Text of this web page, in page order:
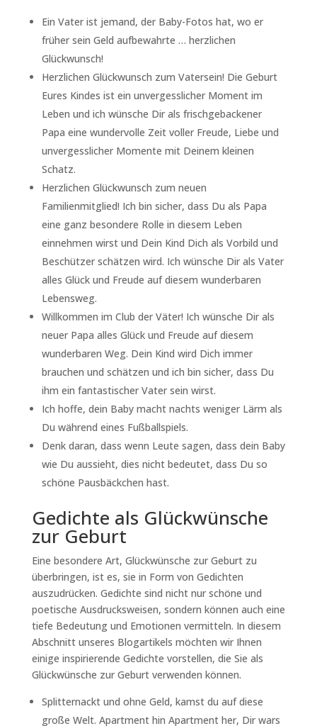
Ein Vater ist jemand, der Baby-Fotos hat, wo er
früher sein Geld aufbewahrte … herzlichen
Glückwunsch!
Herzlichen Glückwunsch zum Vatersein! Die Geburt
Eures Kindes ist ein unvergesslicher Moment im
Leben und ich wünsche Dir als frischgebackener
Papa eine wundervolle Zeit voller Freude, Liebe und
unvergesslicher Momente mit Deinem kleinen
Schatz.
Herzlichen Glückwunsch zum neuen
Familienmitglied! Ich bin sicher, dass Du als Papa
eine ganz besondere Rolle in diesem Leben
einnehmen wirst und Dein Kind Dich als Vorbild und
Beschützer schätzen wird. Ich wünsche Dir als Vater
alles Glück und Freude auf diesem wunderbaren
Lebensweg.
Willkommen im Club der Väter! Ich wünsche Dir als
neuer Papa alles Glück und Freude auf diesem
wunderbaren Weg. Dein Kind wird Dich immer
brauchen und schätzen und ich bin sicher, dass Du
ihm ein fantastischer Vater sein wirst.
Ich hoffe, dein Baby macht nachts weniger Lärm als
Du während eines Fußballspiels.
Denk daran, dass wenn Leute sagen, dass dein Baby
wie Du aussieht, dies nicht bedeutet, dass Du so
schöne Pausbäckchen hast.
Gedichte als Glückwünsche
zur Geburt
Eine besondere Art, Glückwünsche zur Geburt zu
überbringen, ist es, sie in Form von Gedichten
auszudrücken. Gedichte sind nicht nur schöne und
poetische Ausdrucksweisen, sondern können auch eine
tiefe Bedeutung und Emotionen vermitteln. In diesem
Abschnitt unseres Blogartikels möchten wir Ihnen
einige inspirierende Gedichte vorstellen, die Sie als
Glückwünsche zur Geburt verwenden können.
Splitternackt und ohne Geld, kamst du auf diese
große Welt. Apartment hin Apartment her, Dir wars